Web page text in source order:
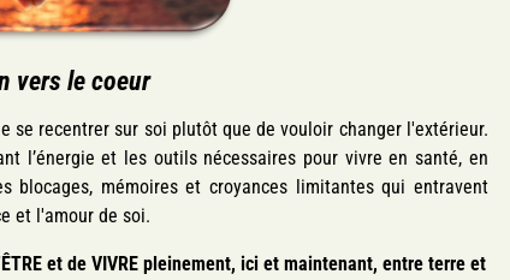
vers le coeur
se recentrer sur soi plutôt que de vouloir changer l'extérieur.
l’énergie et les outils nécessaires pour vivre en santé, en
blocages, mémoires et croyances limitantes qui entravent
et l'amour de soi.
et de VIVRE pleinement, ici et maintenant, entre terre et